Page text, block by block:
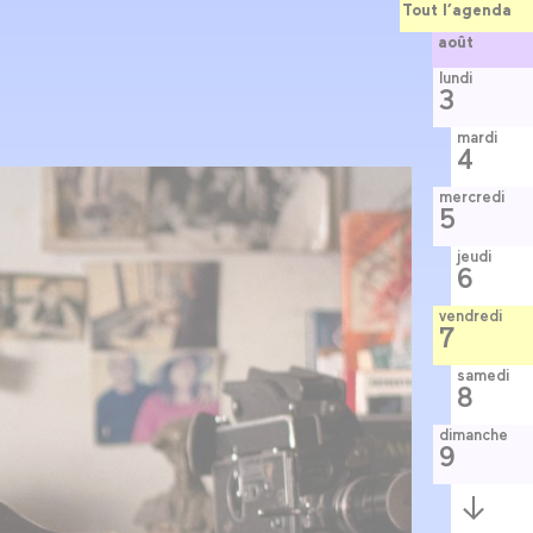
Tout l’agenda
août
lundi
3
mardi
4
mercredi
5
jeudi
6
vendredi
7
samedi
8
dimanche
9
Semaine
suivante